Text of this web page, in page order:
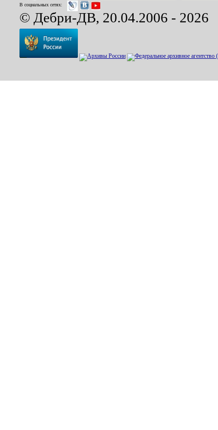
В социальных сетях:
© Дебри-ДВ, 20.04.2006 - 2026